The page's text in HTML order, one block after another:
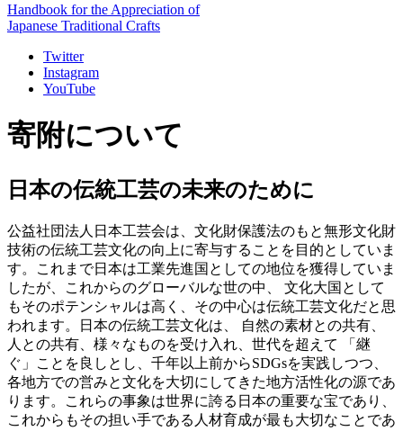
Handbook for the Appreciation of
Japanese Traditional Crafts
Twitter
Instagram
YouTube
寄附について
日本の伝統工芸の未来のために
公益社団法人日本工芸会は、文化財保護法のもと無形文化財
技術の伝統工芸文化の向上に寄与することを目的としていま
す。これまで日本は工業先進国としての地位を獲得していま
したが、これからのグローバルな世の中、 文化大国として
もそのポテンシャルは高く、その中心は伝統工芸文化だと思
われます。日本の伝統工芸文化は、 自然の素材との共有、
人との共有、様々なものを受け入れ、世代を超えて 「継
ぐ」ことを良しとし、千年以上前からSDGsを実践しつつ、
各地方での営みと文化を大切にしてきた地方活性化の源であ
ります。これらの事象は世界に誇る日本の重要な宝であり、
これからもその担い手である人材育成が最も大切なことであ